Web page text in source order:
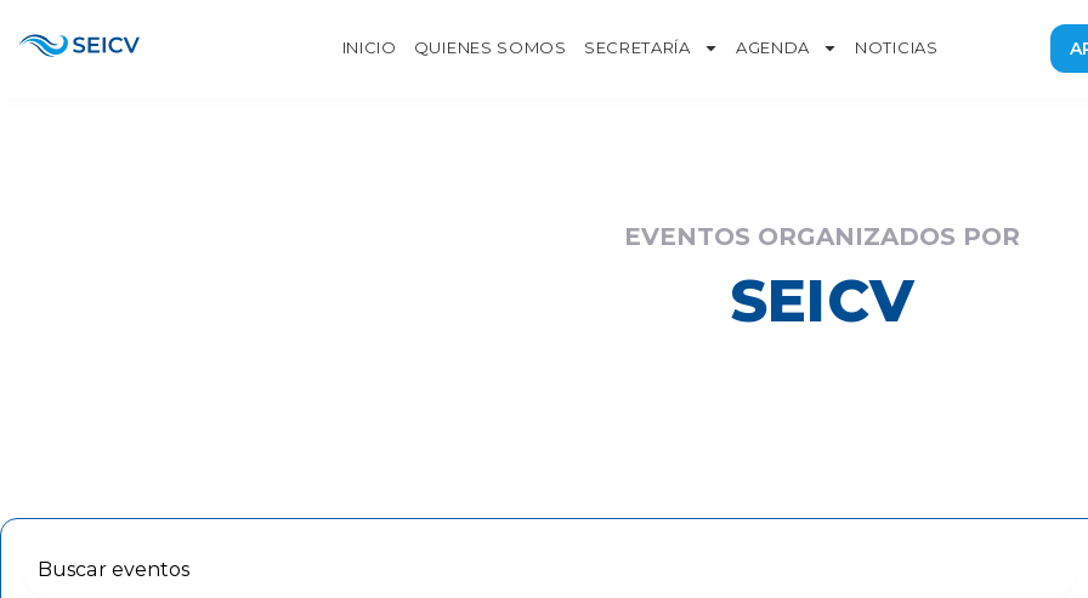
INICIO QUIENES SOMOS SECRETARÍA AGENDA NOTICIAS
EVENTOS ORGANIZADOS POR
SEICV